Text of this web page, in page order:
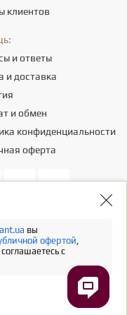
клиентов
и ответы
и доставка
и обмен
конфиденциальности
оферта
8,
в разделе «Оплата и
не включено
вы
офертой,
с